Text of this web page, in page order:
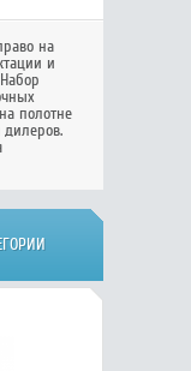
на
и
Набор
полотне